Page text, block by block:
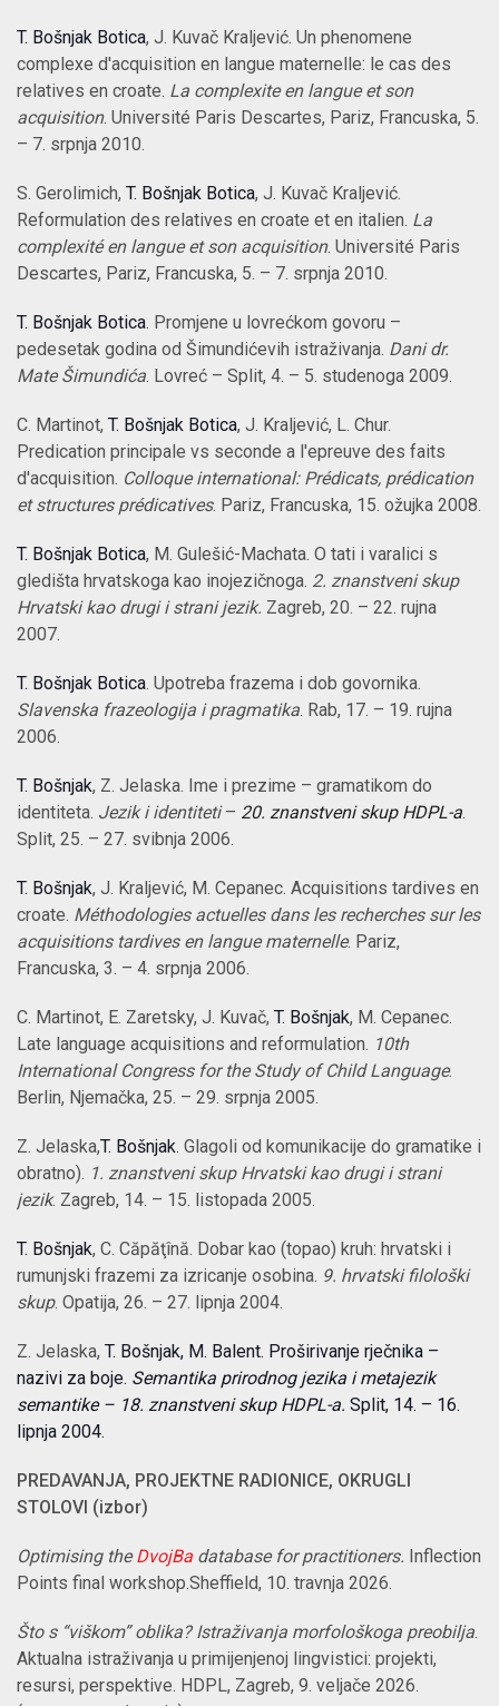
T. Bošnjak Botica, J. Kuvač Kraljević. Un phenomene
complexe d'acquisition en langue maternelle: le cas des
relatives en croate. La complexite en langue et son
acquisition. Université Paris Descartes, Pariz, Francuska, 5.
– 7. srpnja 2010.
S. Gerolimich, T. Bošnjak Botica, J. Kuvač Kraljević.
Reformulation des relatives en croate et en italien. La
complexité en langue et son acquisition. Université Paris
Descartes, Pariz, Francuska, 5. – 7. srpnja 2010.
T. Bošnjak Botica. Promjene u lovrećkom govoru –
pedesetak godina od Šimundićevih istraživanja. Dani dr.
Mate Šimundića. Lovreć – Split, 4. – 5. studenoga 2009.
C. Martinot, T. Bošnjak Botica, J. Kraljević, L. Chur.
Predication principale vs seconde a l'epreuve des faits
d'acquisition. Colloque international: Prédicats, prédication
et structures prédicatives. Pariz, Francuska, 15. ožujka 2008.
T. Bošnjak Botica, M. Gulešić-Machata. O tati i varalici s
gledišta hrvatskoga kao inojezičnoga. 2. znanstveni skup
Hrvatski kao drugi i strani jezik. Zagreb, 20. – 22. rujna
2007.
T. Bošnjak Botica. Upotreba frazema i dob govornika.
Slavenska frazeologija i pragmatika. Rab, 17. – 19. rujna
2006.
T. Bošnjak, Z. Jelaska. Ime i prezime – gramatikom do
identiteta. Jezik i identiteti– 20. znanstveni skup HDPL-a.
Split, 25. – 27. svibnja 2006.
T. Bošnjak, J. Kraljević, M. Cepanec. Acquisitions tardives en
croate. Méthodologies actuelles dans les recherches sur les
acquisitions tardives en langue maternelle. Pariz,
Francuska, 3. – 4. srpnja 2006.
C. Martinot, E. Zaretsky, J. Kuvač, T. Bošnjak, M. Cepanec.
Late language acquisitions and reformulation. 10th
International Congress for the Study of Child Language.
Berlin, Njemačka, 25. – 29. srpnja 2005.
Z. Jelaska,T. Bošnjak. Glagoli od komunikacije do gramatike i
obratno). 1. znanstveni skup Hrvatski kao drugi i strani
jezik. Zagreb, 14. – 15. listopada 2005.
T. Bošnjak, C. Căpăţînă. Dobar kao (topao) kruh: hrvatski i
rumunjski frazemi za izricanje osobina. 9. hrvatski filološki
skup. Opatija, 26. – 27. lipnja 2004.
Z. Jelaska, T. Bošnjak, M. Balent. Proširivanje rječnika –
nazivi za boje. Semantika prirodnog jezika i metajezik
semantike – 18. znanstveni skup HDPL-a. Split, 14. – 16.
lipnja 2004.
PREDAVANJA, PROJEKTNE RADIONICE, OKRUGLI
STOLOVI (izbor)
Optimising theDvojBa database for practitioners. Inflection
Points final workshop.Sheffield, 10. travnja 2026.
Što s “viškom” oblika? Istraživanja morfološkoga preobilja.
Aktualna istraživanja u primijenjenoj lingvistici: projekti,
resursi, perspektive. HDPL, Zagreb, 9. veljače 2026.